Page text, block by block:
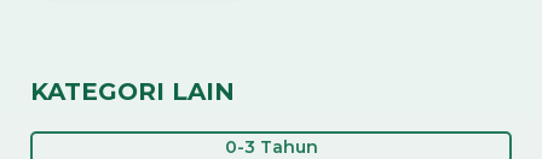
KATEGORI LAIN
0-3 Tahun